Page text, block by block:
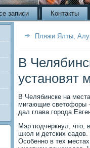
записи Контакты
Пляжи Ялты,
В
установят
В Челябинске на
мигающие светофоры
дал глава города
Мэр подчеркнул, что,
школ и детских
Особенно в тех